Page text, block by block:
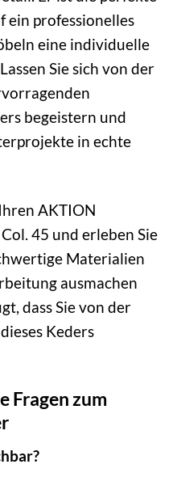
ein professionelles
eine individuelle
Sie sich von der
begeistern und
in echte
AKTION
45 und erleben Sie
Materialien
ausmachen
dass Sie von der
Keders
Fragen zum